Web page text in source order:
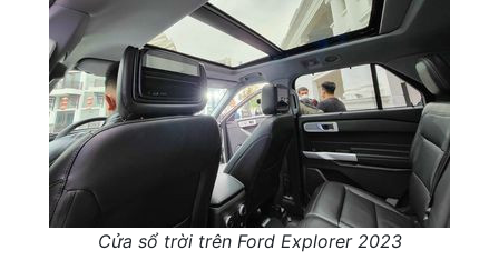
Cửa sổ trời trên Ford Explorer 2023